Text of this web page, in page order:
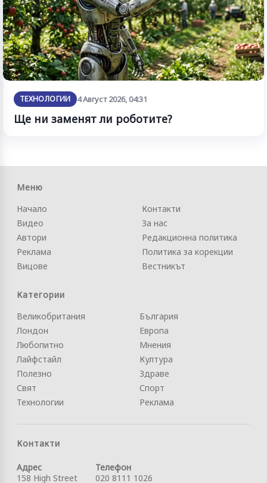
ТЕХНОЛОГИИ 4 Август 2026, 04:31
Ще ни заменят ли роботите?
Меню
Начало
Видео
Автори
Реклама
Вицове
Контакти
За нас
Редакционна политика
Политика за корекции
Вестникът
Категории
Великобритания
Лондон
Любопитно
Лайфстайл
Полезно
Свят
Технологии
България
Европа
Мнения
Култура
Здраве
Спорт
Реклама
Контакти
Адрес
158 High Street
Телефон
020 8111 1026